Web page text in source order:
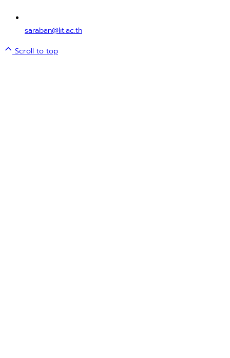
saraban@lit.ac.th
Scroll to top